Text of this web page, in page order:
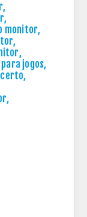
,
,
monitor,
,
,
jogos,
,
,